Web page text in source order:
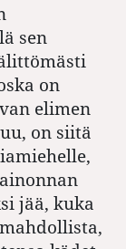
sen
on
elimen
on siitä
jää, kuka